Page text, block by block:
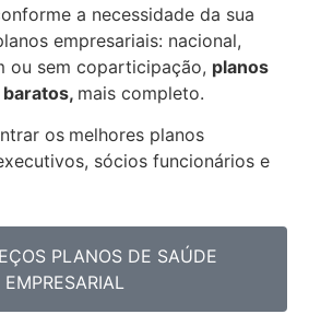
a necessidade da sua
empresariais: nacional,
ou sem coparticipação, planos
mais completo.
os melhores planos
sócios funcionários e
PLANOS DE SAÚDE
EMPRESARIAL